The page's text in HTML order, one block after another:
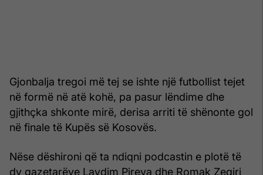
Gjonbalja tregoi më tej se ishte një futbollist tejet
në formë në atë kohë, pa pasur lëndime dhe
gjithçka shkonte mirë, derisa arriti të shënonte gol
në finale të Kupës së Kosovës.
Nëse dëshironi që ta ndiqni podcastin e plotë të
dy gazetarëve Lavdim Pireva dhe Romak Zeqiri